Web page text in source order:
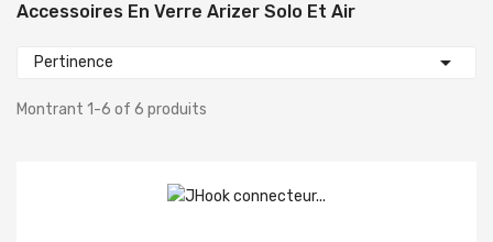
Accessoires En Verre Arizer Solo Et Air
Pertinence 
Montrant 1-6 of 6 produits